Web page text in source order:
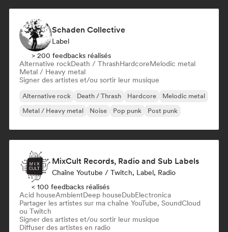
Schaden Collective
Label
> 200 feedbacks réalisés
Alternative rockDeath / ThrashHardcoreMelodic metal
Metal / Heavy metal
Signer des artistes et/ou sortir leur musique
Alternative rock Death / Thrash Hardcore
Melodic metal
Metal / Heavy metal
Noise Pop punk Post punk
MixCult Records, Radio and Sub Labels
Chaîne Youtube / Twitch, Label, Radio
< 100 feedbacks réalisés
Acid houseAmbientDeep houseDubElectronica
Partager les artistes sur ma chaîne YouTube, SoundCloud
ou Twitch
Signer des artistes et/ou sortir leur musique
Diffuser des artistes en radio